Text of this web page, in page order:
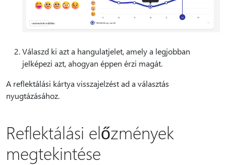
Válaszd ki azt a hangulatjelet, amely a legjobban
jelképezi azt, ahogyan éppen érzi magát.
A reflektálási kártya visszajelzést ad a választás
nyugtázásához.
Reflektálási előzmények
megtekintése